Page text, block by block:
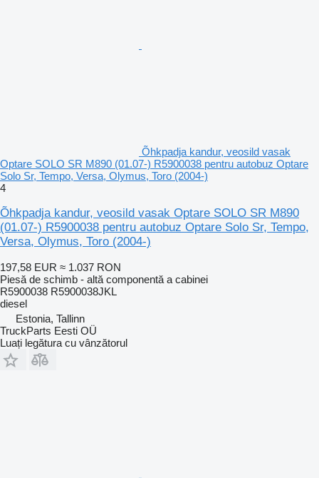
Õhkpadja kandur, veosild vasak
Optare SOLO SR M890 (01.07-) R5900038 pentru autobuz Optare
Solo Sr, Tempo, Versa, Olymus, Toro (2004-)
4
Õhkpadja kandur, veosild vasak Optare SOLO SR M890
(01.07-) R5900038 pentru autobuz Optare Solo Sr, Tempo,
Versa, Olymus, Toro (2004-)
197,58 EUR ≈ 1.037 RON
Piesă de schimb - altă componentă a cabinei
R5900038 R5900038JKL
diesel
Estonia, Tallinn
TruckParts Eesti OÜ
Luați legătura cu vânzătorul